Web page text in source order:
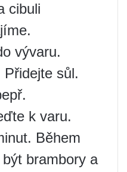
cibuli
vývaru.
sůl.
k varu.
Během
brambory a